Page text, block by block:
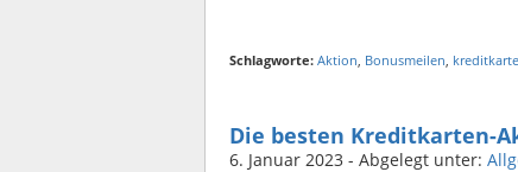
Schlagworte: Aktion, Bonusmeilen, kreditkarte
Die besten Kreditkarten-
6. Januar 2023 - Abgelegt unter: